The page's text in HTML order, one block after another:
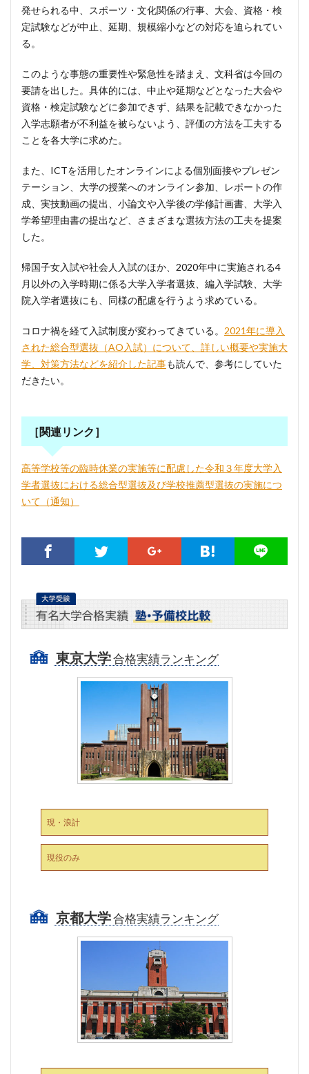
発せられる中、スポーツ・文化関係の行事、大会、資格・検
定試験などが中止、延期、規模縮小などの対応を迫られてい
る。
このような事態の重要性や緊急性を踏まえ、文科省は今回の
要請を出した。具体的には、中止や延期などとなった大会や
資格・検定試験などに参加できず、結果を記載できなかった
入学志願者が不利益を被らないよう、評価の方法を工夫する
ことを各大学に求めた。
また、ICTを活用したオンラインによる個別面接やプレゼン
テーション、大学の授業へのオンライン参加、レポートの作
成、実技動画の提出、小論文や入学後の学修計画書、大学入
学希望理由書の提出など、さまざまな選抜方法の工夫を提案
した。
帰国子女入試や社会人入試のほか、2020年中に実施される4
月以外の入学時期に係る大学入学者選抜、編入学試験、大学
院入学者選抜にも、同様の配慮を行うよう求めている。
コロナ禍を経て入試制度が変わってきている。 2021年に導入
された総合型選抜（AO入試）について、詳しい概要や実施大
学、対策方法などを紹介した記事も読んで、参考にしていた
だきたい。
［関連リンク］
高等学校等の臨時休業の実施等に配慮した令和３年度大学入
学者選抜における総合型選抜及び学校推薦型選抜の実施につ
いて（通知）
東京大学合格実績ランキング
現・浪計
現役のみ
京都大学合格実績ランキング